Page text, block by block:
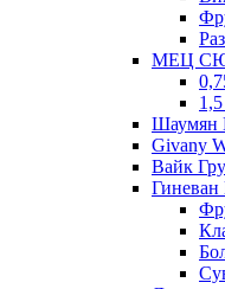
МЕЦ
Шаумян
Givany
Вайк
Гиневан